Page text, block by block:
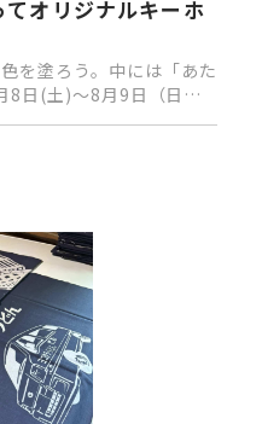
てオリジナルキーホ
を塗ろう。中には「あた
8日(土)～8月9日（日）